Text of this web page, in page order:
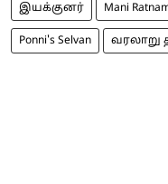
இயக்குனர் Mani
Ponni's Selvan வரலாறு